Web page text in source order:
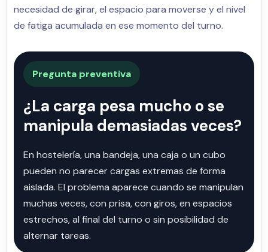
necesidad de girar, el espacio para moverse y el nivel
de fatiga acumulada en ese momento del turno.
Pregunta preventiva
¿La carga pesa mucho o se
manipula demasiadas veces?
En hostelería, una bandeja, una caja o un cubo
pueden no parecer cargas extremas de forma
aislada. El problema aparece cuando se manipulan
muchas veces, con prisa, con giros, en espacios
estrechos, al final del turno o sin posibilidad de
alternar tareas.